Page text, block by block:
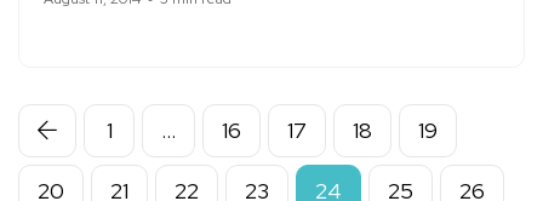
1 … 16 17 18 19
20 21 22 23 24 25 26